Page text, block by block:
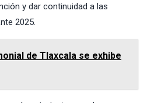
y dar continuidad a las
2025.
de Tlaxcala se exhibe